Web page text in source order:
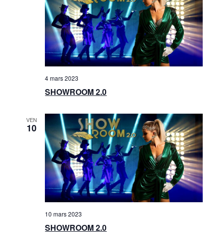
o
n
d
u
e
s
É
v
n
t
4 mars 2023
SHOWROOM 2.0
VEN
10
10 mars 2023
SHOWROOM 2.0